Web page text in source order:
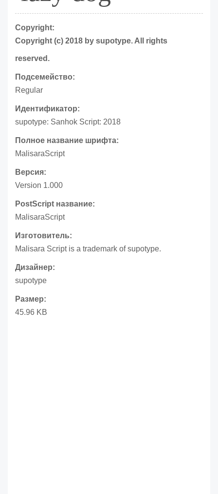
Copyright:
Copyright (c) 2018 by supotype. All rights
reserved.
Подсемейство:
Regular
Идентификатор:
supotype: Sanhok Script: 2018
Полное название шрифта:
MalisaraScript
Версия:
Version 1.000
PostScript название:
MalisaraScript
Изготовитель:
Malisara Script is a trademark of supotype.
Дизайнер:
supotype
Размер:
45.96 KB